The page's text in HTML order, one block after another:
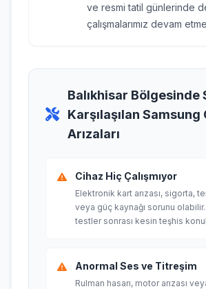
ve resmi tatil günlerinde
çalışmalarımız devam
Balıkhisar Bölgesinde
Karşılaşılan Samsung
Arızaları
Cihaz Hiç Çalışmıyor
Elektronik kart arızası, sigorta,
veya güç kaynağı sorunu olabilir.
testler sonrası kesin teşhis
Anormal Ses ve Titreşim
Rulman hasarı, motor arızası